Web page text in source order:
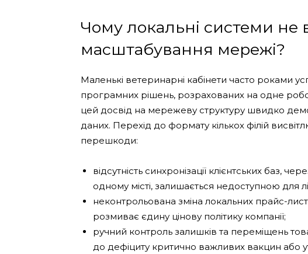
Чому локальні системи не
масштабування мережі?
Маленькі ветеринарні кабінети часто роками
програмних рішень, розрахованих на одне
цей досвід на мережеву структуру швидко
даних. Перехід до формату кількох філій
перешкоди:
відсутність синхронізації клієнтських баз,
одному місті, залишається недоступною для
неконтрольована зміна локальних прайс-
розмиває єдину цінову політику компанії;
ручний контроль залишків та переміщень
до дефіциту критично важливих вакцин або